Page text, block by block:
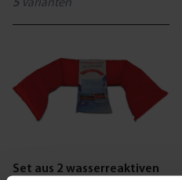
5 Varianten
Set aus 2 wasserreaktiven